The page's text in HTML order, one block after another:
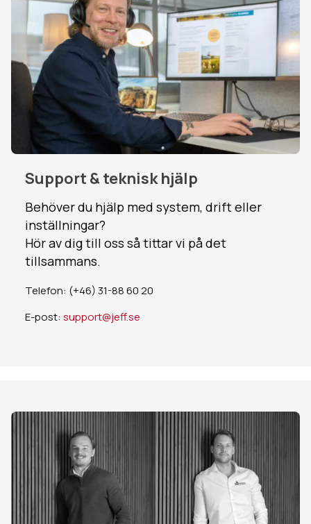
Support & teknisk hjälp
Behöver du hjälp med system, drift eller
inställningar?
Hör av dig till oss så tittar vi på det
tillsammans.
Telefon: (+46) 31-88 60 20
E-post: support@jeff.se